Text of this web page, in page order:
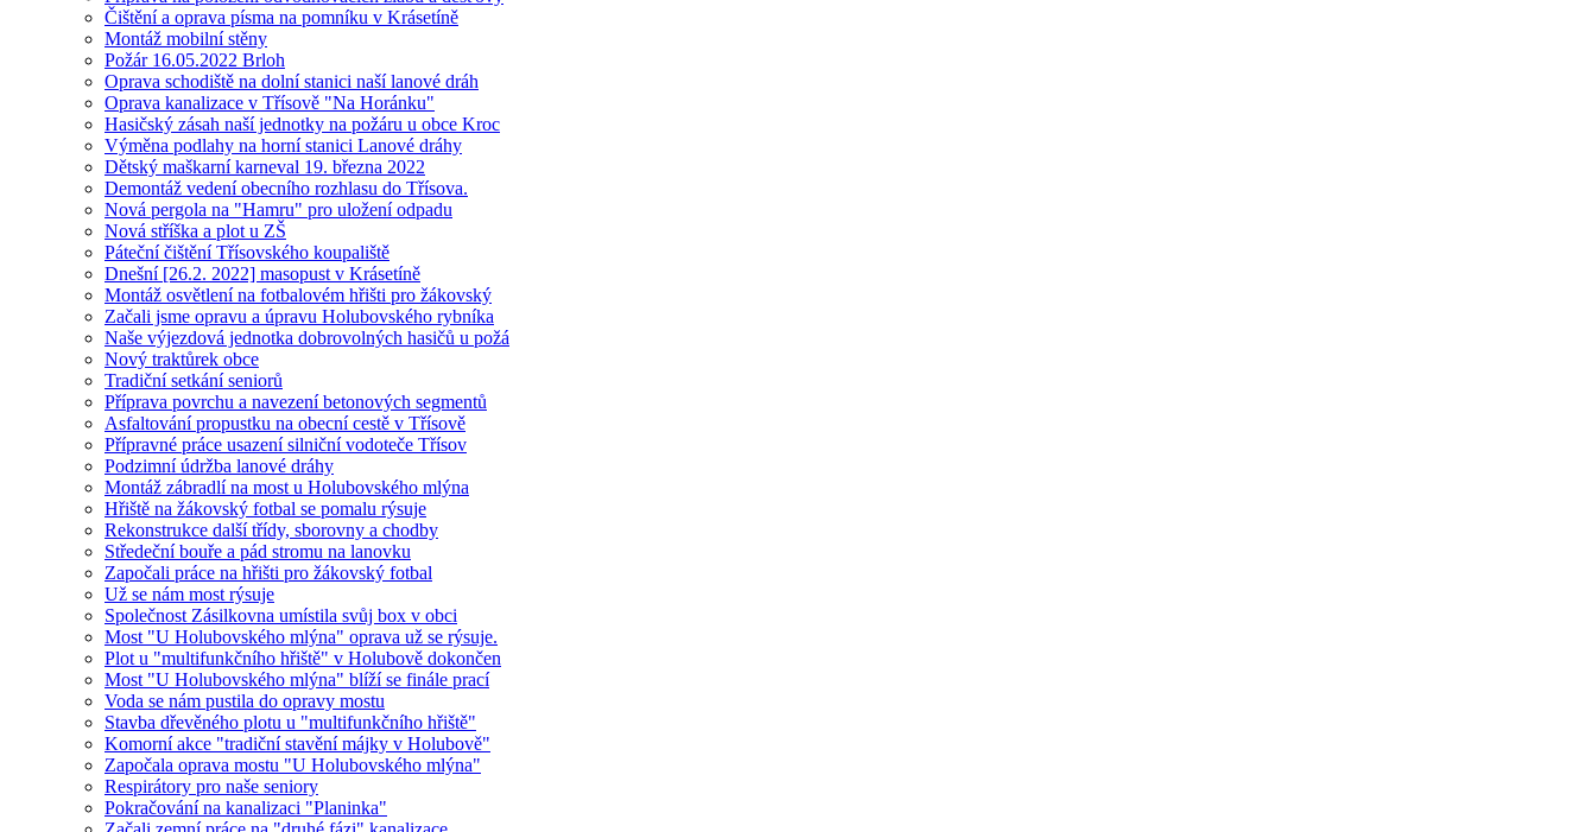
Čištění a oprava písma na pomníku v Krásetíně
Montáž mobilní stěny
Požár 16.05.2022 Brloh
Oprava schodiště na dolní stanici naší lanové dráh
Oprava kanalizace v Třísově "Na Horánku"
Hasičský zásah naší jednotky na požáru u obce Kroc
Výměna podlahy na horní stanici Lanové dráhy
Dětský maškarní karneval 19. března 2022
Demontáž vedení obecního rozhlasu do Třísova.
Nová pergola na "Hamru" pro uložení odpadu
Nová stříška a plot u ZŠ
Páteční čištění Třísovského koupaliště
Dnešní [26.2. 2022] masopust v Krásetíně
Montáž osvětlení na fotbalovém hřišti pro žákovský
Začali jsme opravu a úpravu Holubovského rybníka
Naše výjezdová jednotka dobrovolných hasičů u požá
Nový traktůrek obce
Tradiční setkání seniorů
Příprava povrchu a navezení betonových segmentů
Asfaltování propustku na obecní cestě v Třísově
Přípravné práce usazení silniční vodoteče Třísov
Podzimní údržba lanové dráhy
Montáž zábradlí na most u Holubovského mlýna
Hřiště na žákovský fotbal se pomalu rýsuje
Rekonstrukce další třídy, sborovny a chodby
Středeční bouře a pád stromu na lanovku
Započali práce na hřišti pro žákovský fotbal
Už se nám most rýsuje
Společnost Zásilkovna umístila svůj box v obci
Most "U Holubovského mlýna" oprava už se rýsuje.
Plot u "multifunkčního hřiště" v Holubově dokončen
Most "U Holubovského mlýna" blíží se finále prací
Voda se nám pustila do opravy mostu
Stavba dřevěného plotu u "multifunkčního hřiště"
Komorní akce "tradiční stavění májky v Holubově"
Započala oprava mostu "U Holubovského mlýna"
Respirátory pro naše seniory
Pokračování na kanalizaci "Planinka"